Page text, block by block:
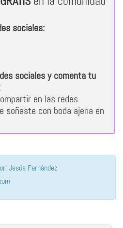
sociales:
sociales y comenta tu
en las redes
soñaste con boda ajena en
Jesús Fernández